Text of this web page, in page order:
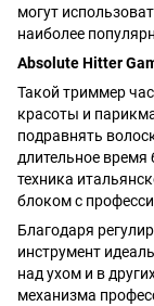
могут
наиболее
Absolute Hitter
Такой триммер
красоты и
подравнять
длительное время
техника
блоком с
Благодаря
инструмент
над ухом и в
механизма